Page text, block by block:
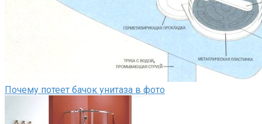
Почему потеет бачок унитаза в фото